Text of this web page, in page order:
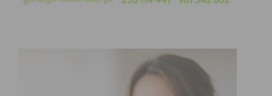
Bombeiros da Deputação de Zamora;
Equipas de extinção do serviço de Meio